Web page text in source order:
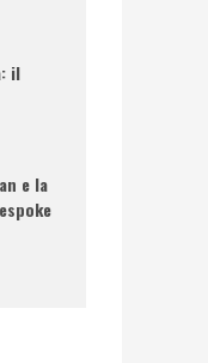
il
e la